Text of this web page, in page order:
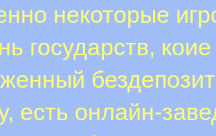
некоторые
государств,
есть онлайн-